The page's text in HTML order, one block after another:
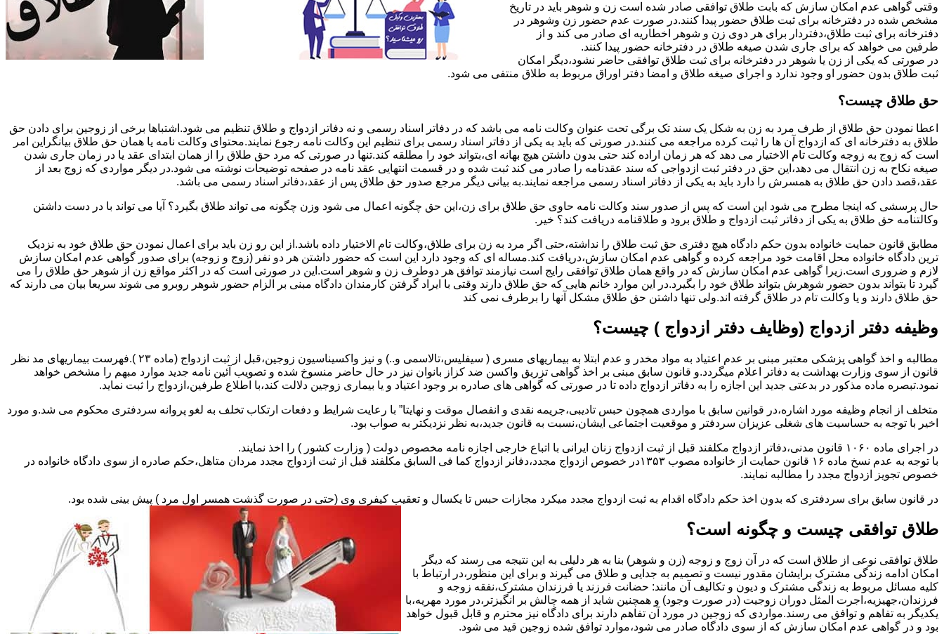
وقتی گواهی عدم امکان سازش که بابت طلاق توافقی صادر شده است زن و شوهر باید در تاریخ
مشخص شده در دفترخانه برای ثبت طلاق حضور پیدا کنند.در صورت عدم حضور زن وشوهر در
دفترخانه برای ثبت طلاق،دفتردار برای هر دوی زن و شوهر اخطاریه ای صادر می کند و از
طرفین می خواهد که برای جاری شدن صیغه طلاق در دفترخانه حضور پیدا کنند.
در صورتی که یکی از زن یا شوهر در دفترخانه برای ثبت طلاق توافقی حاضر نشود،دیگر امکان
ثبت طلاق بدون حضور او وجود ندارد و اجرای صیغه طلاق و امضا دفتر اوراق مربوط به طلاق منتفی می شود.
حق طلاق چیست؟
اعطا نمودن حق طلاق از طرف مرد به زن به شکل یک سند تک برگی تحت عنوان وکالت نامه می باشد که در دفاتر اسناد رسمی و نه دفاتر ازدواج و طلاق تنظیم می شود.اشتباها برخی از زوجین برای دادن حق
طلاق به دفترخانه ای که ازدواج آن ها را ثبت کرده مراجعه می کنند.در صورتی که باید به یکی از دفاتر اسناد رسمی برای تنظیم این وکالت نامه رجوع نمایند.محتوای وکالت نامه یا همان حق طلاق بیانگراین امر
است که زوج به زوجه وکالت تام الاختیار می دهد که هر زمان اراده کند حتی بدون داشتن هیچ بهانه ای،بتواند خود را مطلقه کند.تنها در صورتی که مرد حق طلاق را از همان ابتدای عقد یا در زمان جاری شدن
صیغه نکاح به زن انتقال می دهد،این حق در دفتر ثبت ازدواجی که سند عقدنامه را صادر می کند ثبت شده و در قسمت انتهایی عقد نامه در صفحه توضیحات نوشته می شود.در دیگر مواردی که زوج بعد از
عقد،قصد دادن حق طلاق به همسرش را دارد باید به یکی از دفاتر اسناد رسمی مراجعه نمایند.به بیانی دیگر مرجع صدور حق طلاق پس از عقد،دفاتر اسناد رسمی می باشد.
حال پرسشی که اینجا مطرح می شود این است که پس از صدور سند وکالت نامه حاوی حق طلاق برای زن،این حق چگونه اعمال می شود وزن چگونه می تواند طلاق بگیرد؟ آیا می تواند با در دست داشتن
وکالتنامه حق طلاق به یکی از دفاتر ثبت ازدواج و طلاق برود و طلاقنامه دریافت کند؟ خیر.
مطابق قانون حمایت خانواده بدون حکم دادگاه هیچ دفتری حق ثبت طلاق را نداشته،حتی اگر مرد به زن برای طلاق،وکالت تام الاختیار داده باشد.از این رو زن باید برای اعمال نمودن حق طلاق خود به نزدیک
ترین دادگاه خانواده محل اقامت خود مراجعه کرده و گواهی عدم امکان سازش،دریافت کند.مساله ای که وجود دارد این است که حضور داشتن هر دو نفر (زوج و زوجه) برای صدور گواهی عدم امکان سازش
لازم و ضروری است.زیرا گواهی عدم امکان سازش که در واقع همان طلاق توافقی رایج است نیازمند توافق هر دوطرف زن و شوهر است.این در صورتی است که در اکثر مواقع زن از شوهر حق طلاق را می
گیرد تا بتواند بدون حضور شوهرش بتواند طلاق خود را بگیرد.در این موارد خانم هایی که حق طلاق دارند وقتی با ایراد گرفتن کارمندان دادگاه مبنی بر الزام حضور شوهر روبرو می شوند سریعا بیان می دارند که
حق طلاق دارند و یا وکالت تام در طلاق گرفته اند.ولی تنها داشتن حق طلاق مشکل آنها را برطرف نمی کند
وظیفه دفتر ازدواج (وظایف دفتر ازدواج ) چیست؟
مطالبه و اخذ گواهی پزشکی معتبر مبنی بر عدم اعتیاد به مواد مخدر و عدم ابتلا به بیماریهای مسری ( سیفلیس،تالاسمی و..) و نیز واکسیناسیون زوجین،قبل از ثبت ازدواج (ماده ۲۳ ).فهرست بیماریهای مد نظر
قانون از سوی وزارت بهداشت به دفاتر اعلام میگردد.و قانون سابق مبنی بر اخذ گواهی تزریق واکسن ضد کزاز بانوان نیز در حال حاضر منسوخ شده و تصویب آئین نامه جدید موارد مبهم را مشخص خواهد
نمود.تبصره ماده مذکور در بدعتی جدید این اجازه را به دفاتر ازدواج داده تا در صورتی که گواهی های صادره بر وجود اعتیاد و یا بیماری زوجین دلالت کند،با اطلاع طرفین،ازدواج را ثبت نماید.
متخلف از انجام وظیفه مورد اشاره،در قوانین سابق با مواردی همچون حبس تادیبی،جریمه نقدی و انفصال موقت و نهایتا” با رعایت شرایط و دفعات ارتکاب تخلف به لغو پروانه سردفتری محکوم می شد.و مورد
اخیر با توجه به حساسیت های شغلی عزیزان سردفتر و موقعیت اجتماعی ایشان،نسبت به قانون جدید،به نظر نزدیکتر به صواب بود.
در اجرای ماده ۱۰۶۰ قانون مدنی،دفاتر ازدواج مکلفند قبل از ثبت ازدواج زنان ایرانی با اتباع خارجی اجازه نامه مخصوص دولت ( وزارت کشور ) را اخذ نمایند.
با توجه به عدم نسخ ماده ۱۶ قانون حمایت از خانواده مصوب ۱۳۵۳در خصوص ازدواج مجدد،دفانر ازدواج کما فی السابق مکلفند قبل از ثبت ازدواج مجدد مردان متاهل،حکم صادره از سوی دادگاه خانواده در
خصوص تجویز ازدواج مجدد را مطالبه نمایند.
در قانون سابق برای سردفتری که بدون اخذ حکم دادگاه اقدام به ثبت ازدواج مجدد میکرد مجازات حبس تا یکسال و تعقیب کیفری وی (حتی در صورت گذشت همسر اول مرد ) پیش بینی شده بود.
طلاق توافقی چیست و چگونه است؟
طلاق توافقی نوعی از طلاق است که در آن زوج و زوجه (زن و شوهر) بنا به هر دلیلی به این نتیجه می رسند که دیگر
امکان ادامه زندگی مشترک برایشان مقدور نیست و تصمیم به جدایی و طلاق می گیرند و برای این منظور،در ارتباط با
کلیه مسائل مربوط به زندگی مشترک و دیون و تکالیف آن مانند: حضانت فرزند یا فرزندان مشترک،نفقه زوجه و
فرزندان،جهیزیه،اجرت المثل دوران زوجیت (در صورت وجود) و همچنین شاید از همه چالش بر انگیزتر،در مورد مهریه،با
یکدیگر به تفاهم و توافق می رسند.مواردی که زوجین در مورد آن تفاهم دارند برای دادگاه نیز محترم و قابل قبول خواهد
بود و در گواهی عدم امکان سازش که از سوی دادگاه صادر می شود،موارد توافق شده زوجین قید می شود.